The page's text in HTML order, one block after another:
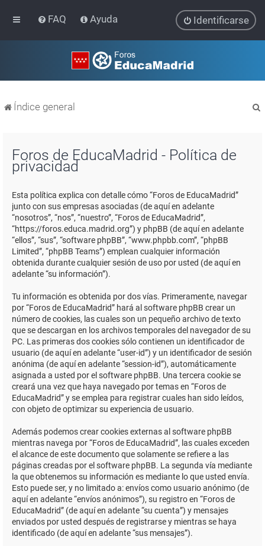
FAQ Ayuda Identificarse
Índice general
Foros de EducaMadrid - Política de
privacidad
Esta política explica con detalle cómo “Foros de EducaMadrid”
junto con sus empresas asociadas (de aquí en adelante
“nosotros”, “nos”, “nuestro”, “Foros de EducaMadrid”,
“https://foros.educa.madrid.org”) y phpBB (de aquí en adelante
“ellos”, “sus”, “software phpBB”, “www.phpbb.com”, “phpBB
Limited”, “phpBB Teams”) emplean cualquier información
obtenida durante cualquier sesión de uso por usted (de aquí en
adelante “su información”).
Tu información es obtenida por dos vías. Primeramente, navegar
por “Foros de EducaMadrid” hará al software phpBB crear un
número de cookies, las cuales son un pequeño archivo de texto
que se descargan en los archivos temporales del navegador de su
PC. Las primeras dos cookies sólo contienen un identificador de
usuario (de aquí en adelante “user-id”) y un identificador de sesión
anónima (de aquí en adelante “session-id”), automáticamente
asignada a usted por el software phpBB. Una tercera cookie se
creará una vez que haya navegado por temas en “Foros de
EducaMadrid” y se emplea para registrar cuales han sido leídos,
con objeto de optimizar su experiencia de usuario.
Además podemos crear cookies externas al software phpBB
mientras navega por “Foros de EducaMadrid”, las cuales exceden
el alcance de este documento que solamente se refiere a las
páginas creadas por el software phpBB. La segunda vía mediante
la que obtenemos su información es mediante lo que usted envía.
Esto puede ser, y no limitado a: envíos como usuario anónimo (de
aquí en adelante “envíos anónimos”), su registro en “Foros de
EducaMadrid” (de aquí en adelante “su cuenta”) y mensajes
enviados por usted después de registrarse y mientras se haya
identificado (de aquí en adelante “sus mensajes”).